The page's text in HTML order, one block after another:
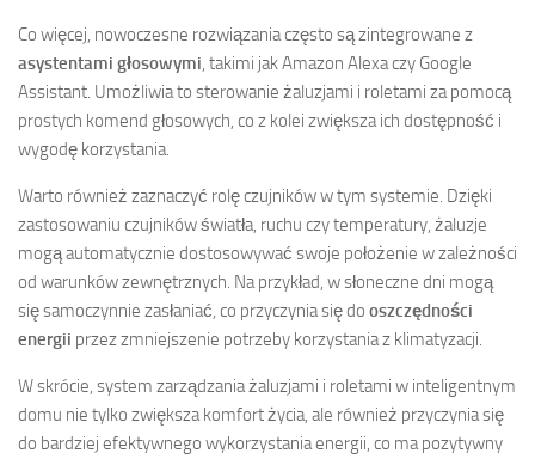
Co więcej, nowoczesne rozwiązania często są zintegrowane z
asystentami głosowymi, takimi jak Amazon Alexa czy Google
Assistant. Umożliwia to sterowanie żaluzjami i roletami za pomocą
prostych komend głosowych, co z kolei zwiększa ich dostępność i
wygodę korzystania.
Warto również zaznaczyć rolę czujników w tym systemie. Dzięki
zastosowaniu czujników światła, ruchu czy temperatury, żaluzje
mogą automatycznie dostosowywać swoje położenie w zależności
od warunków zewnętrznych. Na przykład, w słoneczne dni mogą
się samoczynnie zasłaniać, co przyczynia się do oszczędności
energii przez zmniejszenie potrzeby korzystania z klimatyzacji.
W skrócie, system zarządzania żaluzjami i roletami w inteligentnym
domu nie tylko zwiększa komfort życia, ale również przyczynia się
do bardziej efektywnego wykorzystania energii, co ma pozytywny